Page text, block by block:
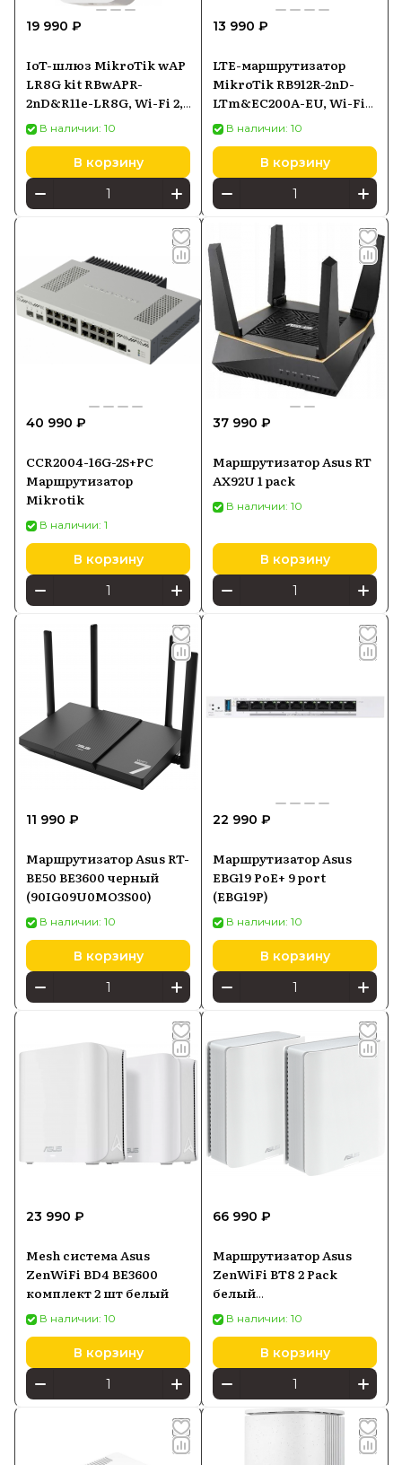
19 990 ₽
IoT-шлюз MikroTik wAP
LR8G kit RBwAPR-
2nD&R11e-LR8G, Wi-Fi 2,4
ГГц, LoRa, PoE-in
В наличии: 10
В корзину
13 990 ₽
LTE-маршрутизатор
MikroTik RB912R-2nD-
LTm&EC200A-EU, Wi-Fi
2,4 ГГц 802.11n, LTE Cat1,
10/100 Ethernet, PoE-in
В наличии: 10
В корзину
40 990 ₽
CCR2004-16G-2S+PC
Маршрутизатор
Mikrotik
В наличии: 1
В корзину
37 990 ₽
Маршрутизатор Asus RT
AX92U 1 pack
В наличии: 10
В корзину
11 990 ₽
Маршрутизатор Asus RT-
BE50 BE3600 черный
(90IG09U0MO3S00)
В наличии: 10
В корзину
22 990 ₽
Маршрутизатор Asus
EBG19 PoE+ 9 port
(EBG19P)
В наличии: 10
В корзину
23 990 ₽
Mesh система Asus
ZenWiFi BD4 BE3600
комплект 2 шт белый
В наличии: 10
В корзину
66 990 ₽
Маршрутизатор Asus
ZenWiFi BT8 2 Pack
белый
(90IG0930MO3B20)
В наличии: 10
В корзину